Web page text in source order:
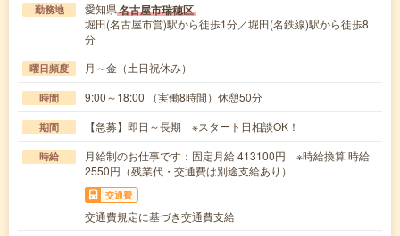
勤務地 愛知県名古屋市瑞穂区
堀田(名古屋市営)駅から徒歩1分／堀田(名鉄線)駅から徒歩8
分
曜日頻度 月～金（土日祝休み）
時間 9:00～18:00 （実働8時間）休憩50分
期間 【急募】即日～長期 ※スタート日相談OK！
時給
月給制のお仕事です：固定月給 413100円 ※時給換算 時給
2550円（残業代・交通費は別途支給あり）
交通費
交通費規定に基づき交通費支給